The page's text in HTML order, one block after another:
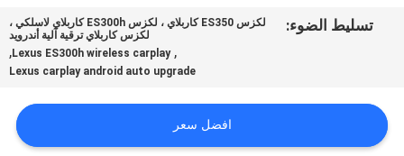
حالات
تسليط الضوء:
لكزس ES350 كاربلاي ، لكزس ES300h كاربلاي لاسلكي ،
لكزس كاربلاي ترقية آلية أندرويد
,
Lexus ES300h wireless carplay
,
Lexus carplay android auto upgrade
افضل سعر